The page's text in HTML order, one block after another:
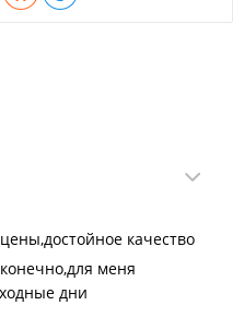
качество
меня
дни